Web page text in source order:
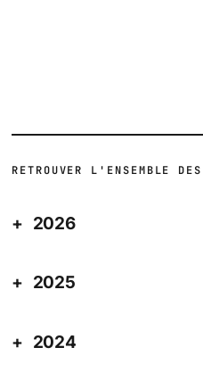
RETROUVER L'ENSEMBLE
2026
2025
2024